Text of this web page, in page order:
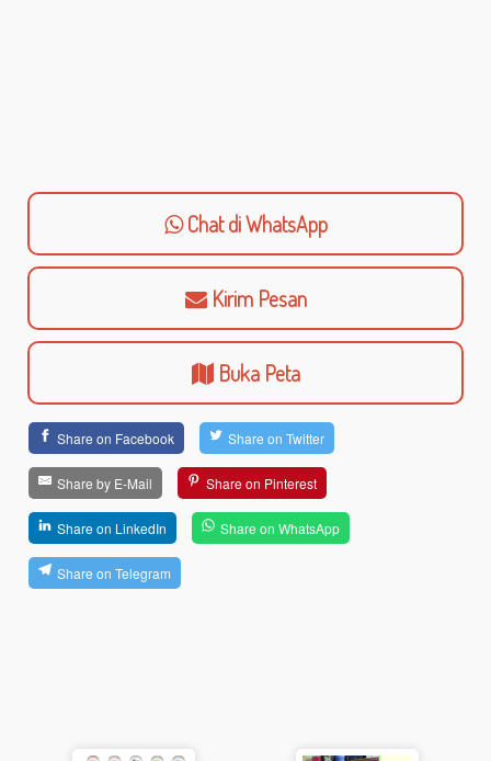
Chat di WhatsApp
Kirim Pesan
Buka Peta
Share on Facebook Share on Twitter
Share by E-Mail Share on Pinterest
Share on LinkedIn Share on WhatsApp
Share on Telegram